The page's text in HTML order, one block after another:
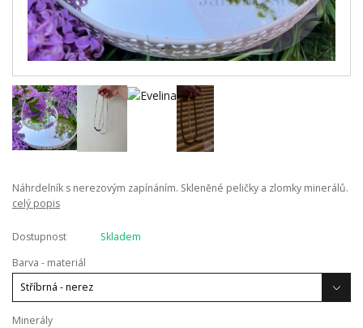
Náhrdelník s nerezovým zapínáním. Skleněné peličky a zlomky minerálů.
celý popis
Dostupnost
Skladem
Barva - materiál
Minerály